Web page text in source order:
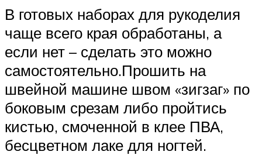
В готовых наборах для рукоделия
чаще всего края обработаны, а
если нет – сделать это можно
самостоятельно.Прошить на
швейной машине швом «зигзаг» по
боковым срезам либо пройтись
кистью, смоченной в клее ПВА,
бесцветном лаке для ногтей.